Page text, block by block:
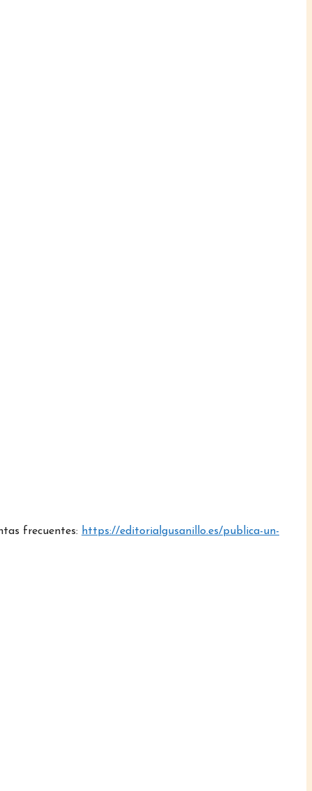
frecuentes: https://editorialgusanillo.es/publica-un-